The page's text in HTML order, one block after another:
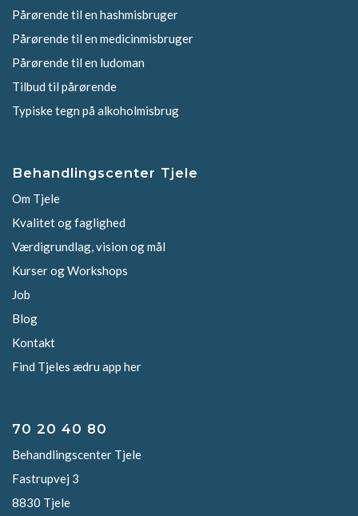
Pårørende til en hashmisbruger
Pårørende til en medicinmisbruger
Pårørende til en ludoman
Tilbud til pårørende
Typiske tegn på alkoholmisbrug
Behandlingscenter Tjele
Om Tjele
Kvalitet og faglighed
Værdigrundlag, vision og mål
Kurser og Workshops
Job
Blog
Kontakt
Find Tjeles ædru app her
70 20 40 80
Behandlingscenter Tjele
Fastrupvej 3
8830 Tjele